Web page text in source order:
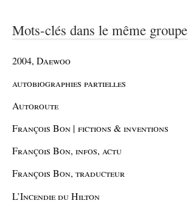
Mots-clés dans le même groupe
2004, Daewoo
autobiographies partielles
Autoroute
François Bon | fictions & inventions
François Bon, infos, actu
François Bon, traducteur
L’Incendie du Hilton